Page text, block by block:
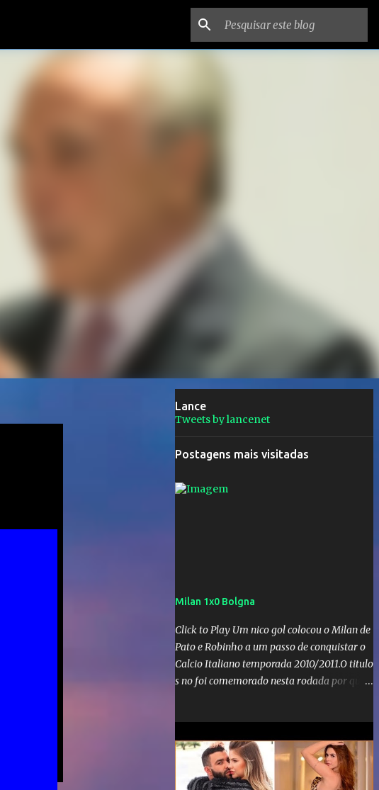
Lance
Tweets by lancenet
Postagens mais visitadas
Milan 1x0 Bolgna
Click to Play Um nico gol colocou o Milan de
Pato e Robinho a um passo de conquistar o
Calcio Italiano temporada 2010/2011.O titulo
s no foi comemorado nesta rodada por que a
voltandoa Italia e para dirigir de novo a
Internazionale.Na velha bota tudo parece
definido e tem o Milan como virtual